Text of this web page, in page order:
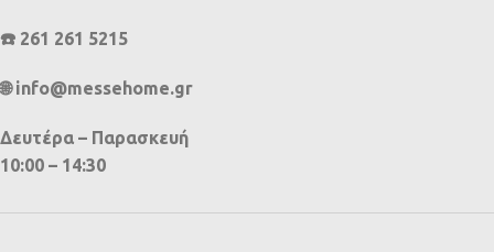
☎️ 261 261 5215
🌐 info@messehome.gr
Δευτέρα – Παρασκευή
10:00 – 14:30